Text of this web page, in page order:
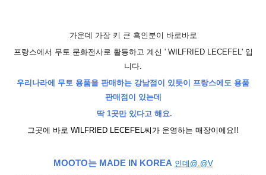
가운데 가장 키 큰 흑인 분이 바로바로
프랑스에서 무토 문화전사로 활동하고 계신 ' WILFRIED LECEFEL' 입
니다.
우리나라에 무토 용품을 판매하는 강남점이 있듯이 프랑스에도 용품
판매점이 있는데
딱 1곳만 있다고 해요.
그곳에 바로 WILFRIED LECEFEL씨가 운영하는 매장이에요!!
MOOTO는 MADE IN KOREA 인데@.@V